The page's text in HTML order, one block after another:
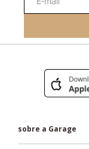
sobre a Garage